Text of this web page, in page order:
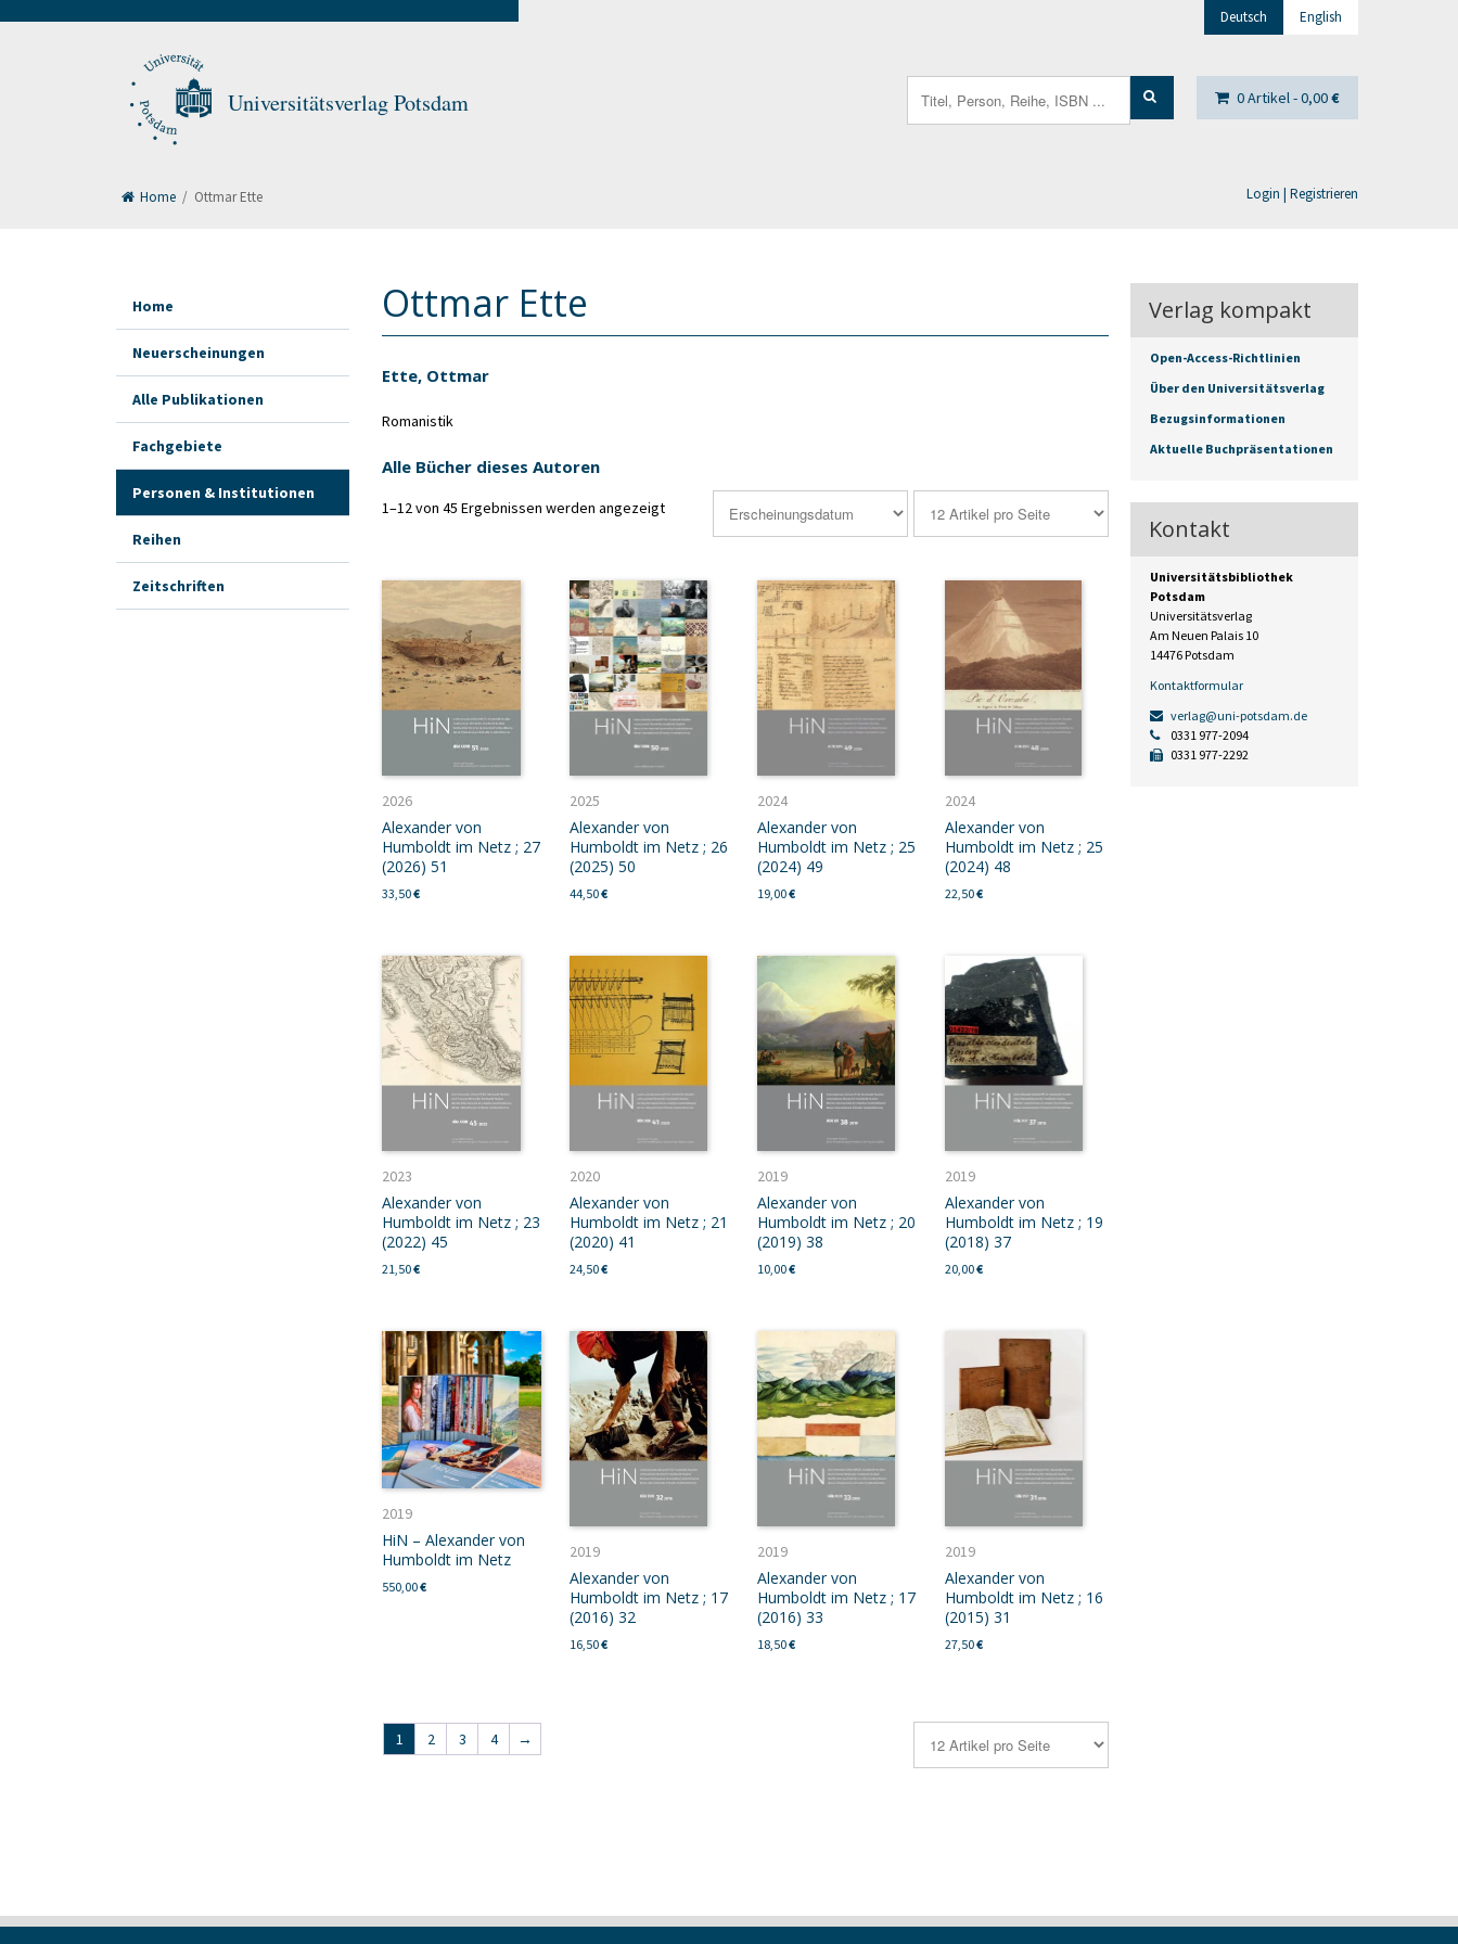
Universitätsverlag Potsdam
Deutsch English
0 Artikel -0,00€
Login | Registrieren
for:
Home / Ottmar Ette
Ottmar Ette
Ette, Ottmar
Romanistik
Alle Bücher dieses Autoren
1–12 von 45 Ergebnissen werden angezeigt
2026
Alexander von
Humboldt im Netz ; 27
(2026) 51
33,50€
2025
Alexander von
Humboldt im Netz ; 26
(2025) 50
44,50€
2024
Alexander von
Humboldt im Netz ; 25
(2024) 49
19,00€
2024
Alexander von
Humboldt im Netz ; 25
(2024) 48
22,50€
2023
Alexander von
Humboldt im Netz ; 23
(2022) 45
21,50€
2020
Alexander von
Humboldt im Netz ; 21
(2020) 41
24,50€
2019
Alexander von
Humboldt im Netz ; 20
(2019) 38
10,00€
2019
Alexander von
Humboldt im Netz ; 19
(2018) 37
20,00€
2019
HiN – Alexander von
Humboldt im Netz
550,00€
2019
Alexander von
Humboldt im Netz ; 17
(2016) 32
16,50€
2019
Alexander von
Humboldt im Netz ; 17
(2016) 33
18,50€
2019
Alexander von
Humboldt im Netz ; 16
(2015) 31
27,50€
1 2 3 4 →
Home
Neuerscheinungen
Alle Publikationen
Fachgebiete
Personen & Institutionen
Reihen
Zeitschriften
Verlag kompakt
Open-Access-Richtlinien
Über den Universitätsverlag
Bezugsinformationen
Aktuelle Buchpräsentationen
Kontakt
Universitätsbibliothek
Potsdam
Universitätsverlag
Am Neuen Palais 10
14476 Potsdam
Kontaktformular
verlag@uni-potsdam.de
0331 977-2094
0331 977-2292